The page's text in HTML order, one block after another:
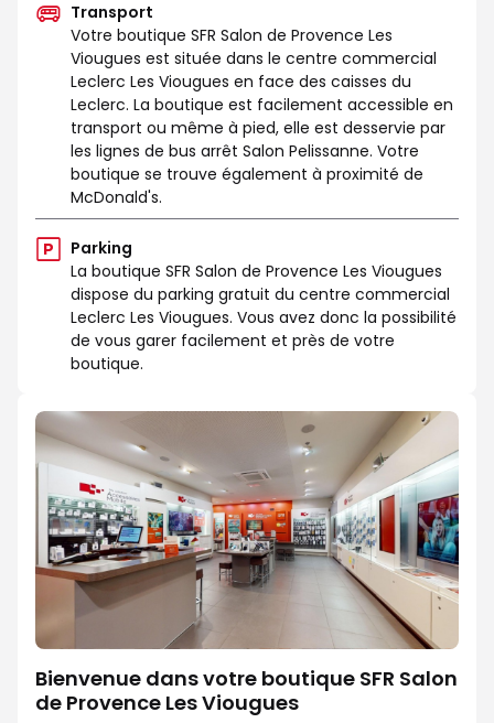
Transport
Votre boutique SFR Salon de Provence Les
Viougues est située dans le centre commercial
Leclerc Les Viougues en face des caisses du
Leclerc. La boutique est facilement accessible en
transport ou même à pied, elle est desservie par
les lignes de bus arrêt Salon Pelissanne. Votre
boutique se trouve également à proximité de
McDonald's.
Parking
La boutique SFR Salon de Provence Les Viougues
dispose du parking gratuit du centre commercial
Leclerc Les Viougues. Vous avez donc la possibilité
de vous garer facilement et près de votre
boutique.
Bienvenue dans votre boutique SFR Salon
de Provence Les Viougues